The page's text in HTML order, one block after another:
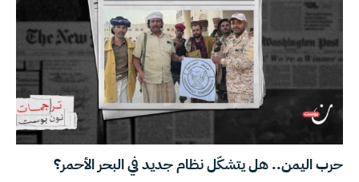
حرب اليمن.. هل يتشكّل نظام جديد في البحر الأحمر؟